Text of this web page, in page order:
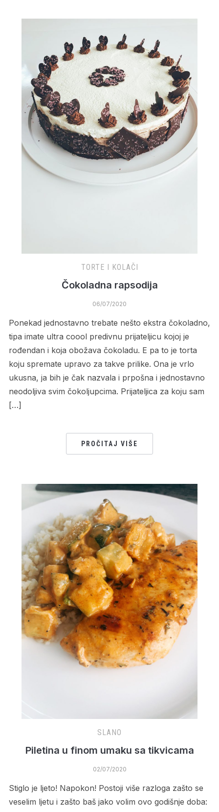
TORTE I KOLAČI
Čokoladna rapsodija
06/07/2020
Ponekad jednostavno trebate nešto ekstra čokoladno,
tipa imate ultra coool predivnu prijateljicu kojoj je
rođendan i koja obožava čokoladu. E pa to je torta
koju spremate upravo za takve prilike. Ona je vrlo
ukusna, ja bih je čak nazvala i prpošna i jednostavno
neodoljiva svim čokoljupcima. Prijateljica za koju sam
[…]
PROČITAJ VIŠE
SLANO
Piletina u finom umaku sa tikvicama
02/07/2020
Stiglo je ljeto! Napokon! Postoji više razloga zašto se
veselim ljetu i zašto baš jako volim ovo godišnje doba: